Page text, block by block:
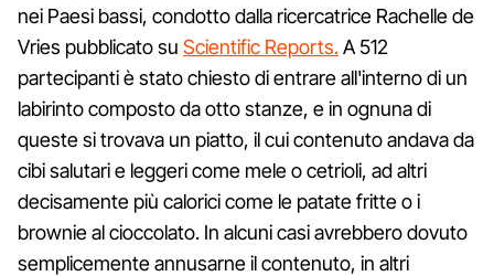
nei Paesi bassi, condotto dalla ricercatrice Rachelle de
Vries pubblicato su Scientific Reports.A 512
partecipanti è stato chiesto di entrare all'interno di un
labirinto composto da otto stanze, e in ognuna di
queste si trovava un piatto, il cui contenuto andava da
cibi salutari e leggeri come mele o cetrioli, ad altri
decisamente più calorici come le patate fritte o i
brownie al cioccolato. In alcuni casi avrebbero dovuto
semplicemente annusarne il contenuto, in altri